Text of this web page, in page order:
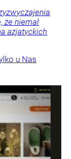
że niemal
azjatyckich
u Nas